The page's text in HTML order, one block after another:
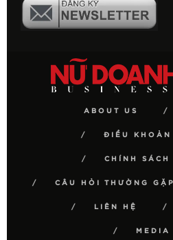
ABOUT US
ĐIỀU KHOẢN
CHÍNH SÁCH
CÂU HỎI THƯỜNG GẶP
LIÊN HỆ
MEDIA